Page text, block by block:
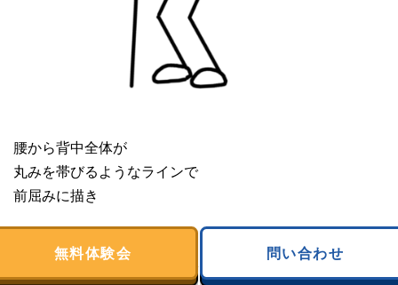
腰から背中全体が
丸みを帯びるようなラインで
前屈みに描き
膝＆肘も緩やかに
曲げるように線を引くことで
無料体験会 問い合わせ